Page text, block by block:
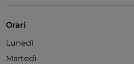
Orari
Lunedì
Martedì